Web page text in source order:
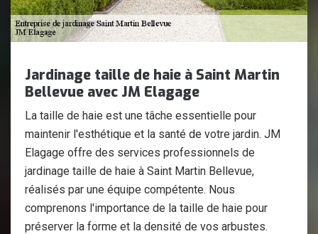
Jardinage taille de haie à Saint Martin
Bellevue avec JM Elagage
La taille de haie est une tâche essentielle pour
maintenir l'esthétique et la santé de votre jardin. JM
Elagage offre des services professionnels de
jardinage taille de haie à Saint Martin Bellevue,
réalisés par une équipe compétente. Nous
comprenons l'importance de la taille de haie pour
préserver la forme et la densité de vos arbustes.